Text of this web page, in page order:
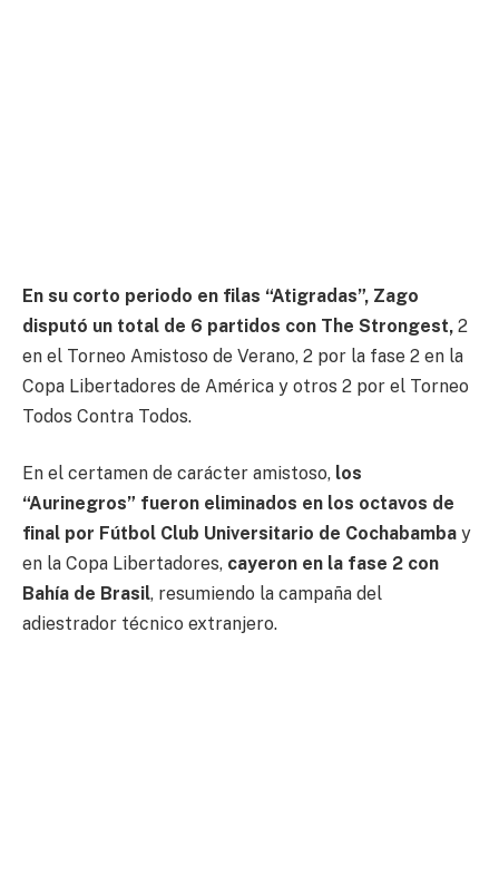
En su corto periodo en filas “Atigradas”, Zago
disputó un total de 6 partidos con The Strongest, 2
en el Torneo Amistoso de Verano, 2 por la fase 2 en la
Copa Libertadores de América y otros 2 por el Torneo
Todos Contra Todos.
En el certamen de carácter amistoso, los
“Aurinegros” fueron eliminados en los octavos de
final por Fútbol Club Universitario de Cochabamba y
en la Copa Libertadores, cayeron en la fase 2 con
Bahía de Brasil, resumiendo la campaña del
adiestrador técnico extranjero.